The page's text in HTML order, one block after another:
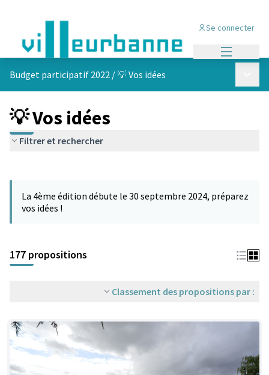
Se connecter
Budget participatif 2022 /💡 Vos idées
💡 Vos idées
Filtrer et rechercher
−
La 4ème édition débute le 30 septembre 2024, préparez
vos idées !
177 propositions
Classement des propositions par :